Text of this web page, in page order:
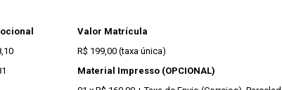
Valor Matrícula
R$ 199,00 (taxa única)
Material Impresso (OPCIONAL)